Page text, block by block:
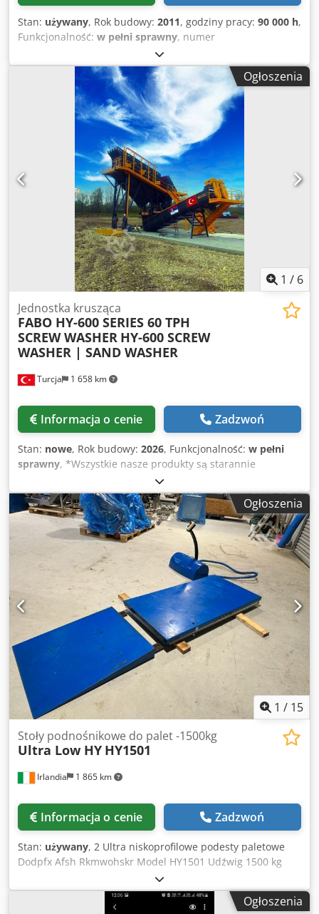
Stan: używany, Rok budowy: 2011, godziny pracy: 90 000 h,
Funkcjonalność: w pełni sprawny, numer
, Na sprzedaż oferujemy
spawalnicę zgrzewarką punktową BOKI MERIMAT, rocznik
2011. Dsdpfxszn Hirs Afhjkr Urządzenie jest w pełni
sprawne, do 10.07.2026 było zintegrowane z linią
produkcyjną w zakładzie przetwórstwa blach i
przepracowało 90 000 godzin.
Ogłoszenia
1 / 6
Turcja 1 658 km
Jednostka krusząca
FABO HY-600 SERIES 60 TPH
SCREW WASHER HY-600 SCREW
WASHER | SAND WASHER
Informacja o cenie Zadzwoń
Stan: nowe, Rok budowy: 2026, Funkcjonalność: w pełni
sprawny, *Wszystkie nasze produkty są starannie
wykonane i objęte roczną gwarancją! *Instalacja i szkolenie
operatora GRATIS Dkedpey H Aizsfx Afher - Model: FABO
HY-600 - Typ: Myjka śrubowa z podwójną spiralą -
Wydajność: 60 ton na godzinę - Wymiar: 1400 x 6650x1800
mm - Rozmiar śruby: Ø 600x6000 mm - Prędkość: 22
obr/min - Silnik: 2 x 5,5 kW Gamak do dużych obciążeń -
Zużycie wody: 55-205 m3 - Obejmuje podwozie, silnik i
osłony bezpieczeństwa. W CELU UZYSKANIA DALSZYCH
INFORMACJI PROSIMY O KONTAKT TELEFONICZNY!!!
Ogłoszenia
1 / 15
Irlandia 1 865 km
Stoły podnośnikowe do palet -1500kg
Ultra Low HY HY1501
Informacja o cenie Zadzwoń
Stan: używany, 2 Ultra niskoprofilowe podesty paletowe
Dodpfx Afsh Rkmwohskr Model HY1501 Udźwig 1500 kg
240 Volt Platforma 1600mm x 800mm Niski profil 100 mm
od podłogi Pręty bezpieczeństwa Rampa w zestawie
Zasilacz elektrohydrauliczny Sterownik operatora WOgłoszenia